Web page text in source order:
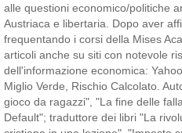
alle questioni economico/politiche
Austriaca e libertaria. Dopo aver
frequentando i corsi della Mises
articoli anche su siti con notevole
dell'informazione economica:
Miglio Verde, Rischio Calcolato.
gioco da ragazzi", "La fine delle
Default"; traduttore dei libri "La